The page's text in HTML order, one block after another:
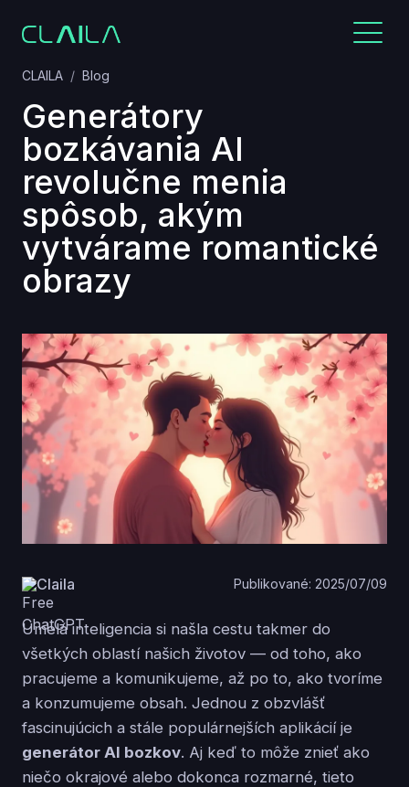
CLAILA Blog
Generátory
bozkávania AI
revolučne menia
spôsob, akým
vytvárame romantické
obrazy
Claila Publikované: 2025/07/09
Umelá inteligencia si našla cestu takmer do
všetkých oblastí našich životov — od toho, ako
pracujeme a komunikujeme, až po to, ako tvoríme
a konzumujeme obsah. Jednou z obzvlášť
fascinujúcich a stále populárnejších aplikácií je
generátor AI bozkov. Aj keď to môže znieť ako
niečo okrajové alebo dokonca rozmarné, tieto